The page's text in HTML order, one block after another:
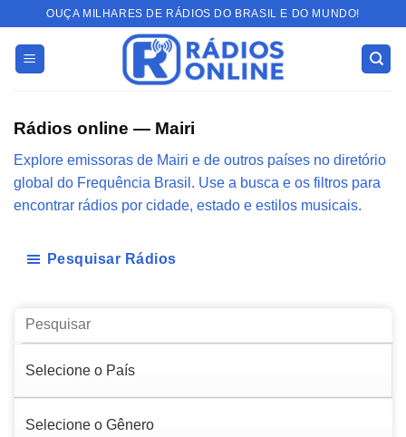
content
OUÇA MILHARES DE RÁDIOS DO BRASIL E DO MUNDO!
Rádios online — Mairi
Explore emissoras de Mairi e de outros países no diretório
global do Frequência Brasil. Use a busca e os filtros para
encontrar rádios por cidade, estado e estilos musicais.
Pesquisar Rádios